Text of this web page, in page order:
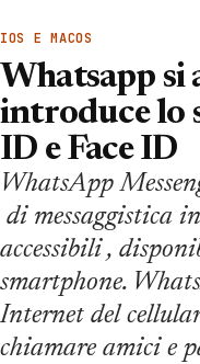
IOS E MACOS
Whatsapp si
introduce lo
ID e Face ID
WhatsApp
di messaggistica
accessibili ,
smartphone.
Internet del
chiamare amici e